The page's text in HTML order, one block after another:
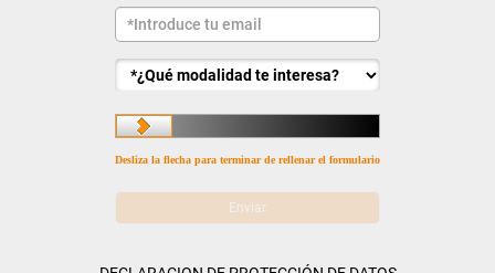
Desliza la flecha para terminar de rellenar el formulario